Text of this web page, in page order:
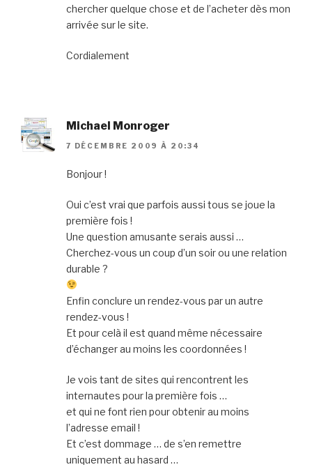
chercher quelque chose et de l’acheter dès mon
arrivée sur le site.
Cordialement
Michael Monroger
7 DÉCEMBRE 2009 À 20:34
Bonjour !
Oui c’est vrai que parfois aussi tous se joue la
première fois !
Une question amusante serais aussi …
Cherchez-vous un coup d’un soir ou une relation
durable ?
Enfin conclure un rendez-vous par un autre
rendez-vous !
Et pour celà il est quand même nécessaire
d’échanger au moins les coordonnées !
Je vois tant de sites qui rencontrent les
internautes pour la première fois …
et qui ne font rien pour obtenir au moins
l’adresse email !
Et c’est dommage … de s’en remettre
uniquement au hasard …